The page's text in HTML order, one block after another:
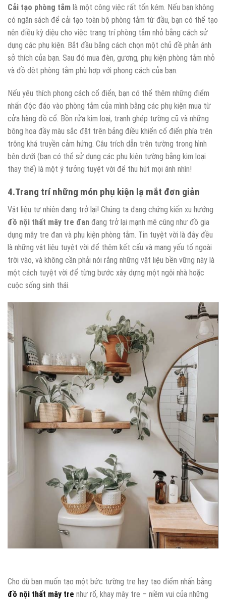
Cải tạo phòng tắm là một công việc rất tốn kém. Nếu bạn không
có ngân sách để cải tạo toàn bộ phòng tắm từ đầu, bạn có thể tạo
nên điều kỳ diệu cho việc trang trí phòng tắm nhỏ bằng cách sử
dụng các phụ kiện. Bắt đầu bằng cách chọn một chủ đề phản ánh
sở thích của bạn. Sau đó mua đèn, gương, phụ kiện phòng tắm nhỏ
và đồ dệt phòng tắm phù hợp với phong cách của bạn.
Nếu yêu thích phong cách cổ điển, bạn có thể thêm những điểm
nhấn độc đáo vào phòng tắm của mình bằng các phụ kiện mua từ
cửa hàng đồ cổ. Bồn rửa kim loại, tranh ghép tường cũ và những
bông hoa đầy màu sắc đặt trên bảng điều khiển cổ điển phía trên
trông khá truyền cảm hứng. Câu trích dẫn trên tường trong hình
bên dưới (bạn có thể sử dụng các phụ kiện tường bằng kim loại
thay thế) là một ý tưởng tuyệt vời để thu hút mọi ánh nhìn!
4.Trang trí những món phụ kiện lạ mắt đơn giản
Vật liệu tự nhiên đang trở lại! Chúng ta đang chứng kiến ​​xu hướng
đồ nội thất mây tre đan đang trở lại mạnh mẽ cũng như đồ gia
dụng mây tre đan và phụ kiện phòng tắm. Tin tuyệt vời là đây đều
là những vật liệu tuyệt vời để thêm kết cấu và mang yếu tố ngoài
trời vào, và không cần phải nói rằng những vật liệu bền vững này là
một cách tuyệt vời để từng bước xây dựng một ngôi nhà hoặc
cuộc sống sinh thái.
Cho dù bạn muốn tạo một bức tường tre hay tạo điểm nhấn bằng
đồ nội thất mây tre như rổ, khay mây tre – niềm vui của những